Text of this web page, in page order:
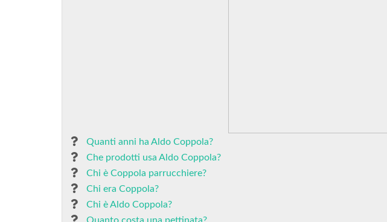
Quanti anni ha Aldo Coppola?
Che prodotti usa Aldo Coppola?
Chi è Coppola parrucchiere?
Chi era Coppola?
Chi è Aldo Coppola?